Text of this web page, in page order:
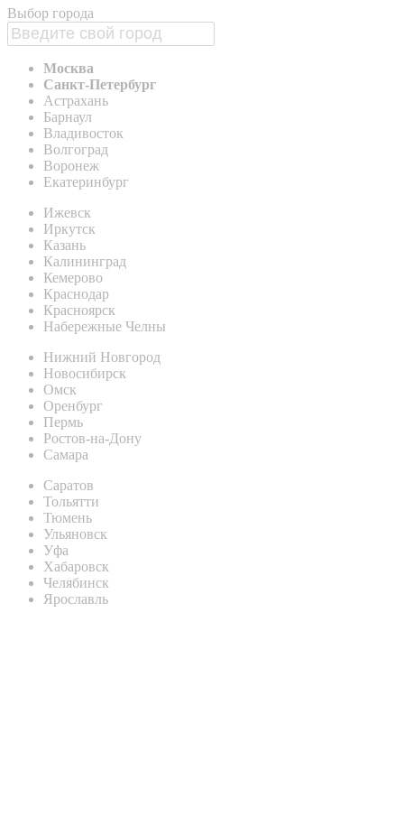
Выбор города
Москва
Санкт-Петербург
Астрахань
Барнаул
Владивосток
Волгоград
Воронеж
Екатеринбург
Ижевск
Иркутск
Казань
Калининград
Кемерово
Краснодар
Красноярск
Набережные Челны
Нижний Новгород
Новосибирск
Омск
Оренбург
Пермь
Ростов-на-Дону
Самара
Саратов
Тольятти
Тюмень
Ульяновск
Уфа
Хабаровск
Челябинск
Ярославль